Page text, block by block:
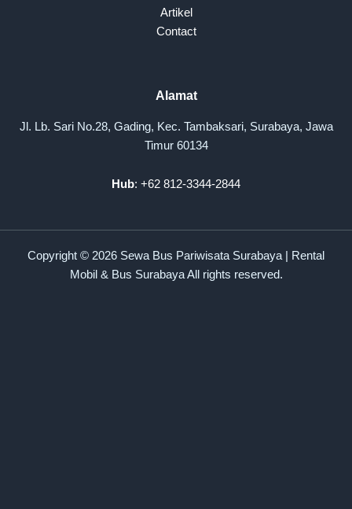
Artikel
Contact
Alamat
Jl. Lb. Sari No.28, Gading, Kec. Tambaksari, Surabaya, Jawa
Timur 60134
Hub: +62 812-3344-2844
Copyright © 2026 Sewa Bus Pariwisata Surabaya | Rental
Mobil & Bus Surabaya All rights reserved.